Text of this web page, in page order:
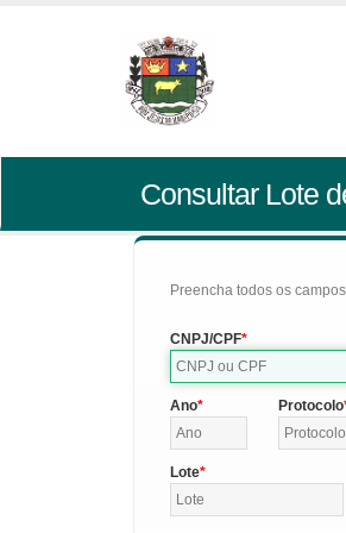
Consultar Lote
Preencha todos os
CNPJ/CPF
Ano Protocolo
Lote